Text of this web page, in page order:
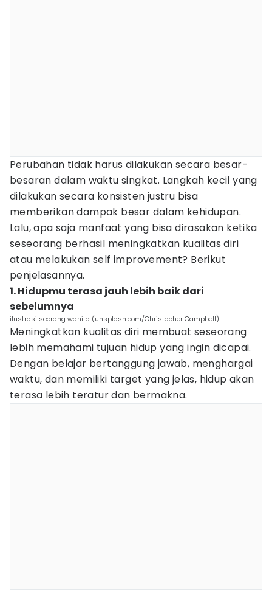
Perubahan tidak harus dilakukan secara besar-
besaran dalam waktu singkat. Langkah kecil yang
dilakukan secara konsisten justru bisa
memberikan dampak besar dalam kehidupan.
Lalu, apa saja manfaat yang bisa dirasakan ketika
seseorang berhasil meningkatkan kualitas diri
atau melakukan self improvement? Berikut
penjelasannya.
1. Hidupmu terasa jauh lebih baik dari
sebelumnya
ilustrasi seorang wanita (unsplash.com/Christopher Campbell)
Meningkatkan kualitas diri membuat seseorang
lebih memahami tujuan hidup yang ingin dicapai.
Dengan belajar bertanggung jawab, menghargai
waktu, dan memiliki target yang jelas, hidup akan
terasa lebih teratur dan bermakna.